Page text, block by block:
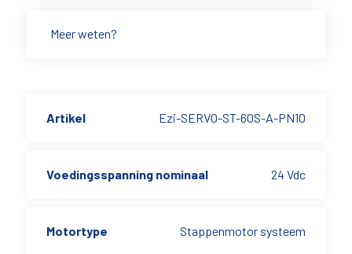
Meer weten?
Artikel Ezi-SERVO-ST-60S-A-PN10
Voedingsspanning nominaal 24 Vdc
Motortype Stappenmotor systeem